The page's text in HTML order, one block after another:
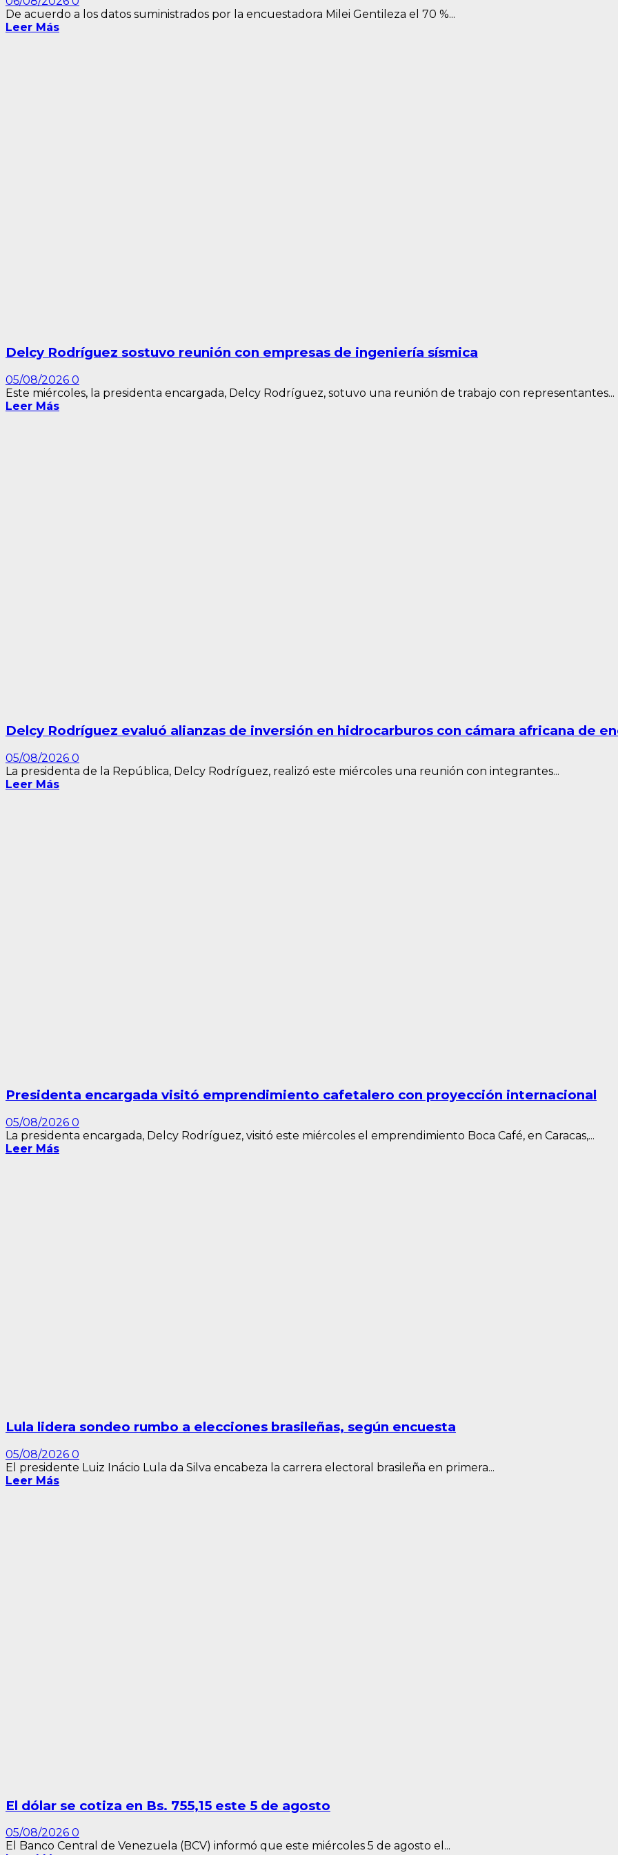
De acuerdo a los datos suministrados por la encuestadora Milei Gentileza el 70 %...
Leer Más
Delcy Rodríguez sostuvo reunión con empresas de ingeniería sísmica
05/08/2026 0
Este miércoles, la presidenta encargada, Delcy Rodríguez, sotuvo una reunión de trabajo con representantes...
Leer Más
Delcy Rodríguez evaluó alianzas de inversión en hidrocarburos con cámara africana de
05/08/2026 0
La presidenta de la República, Delcy Rodríguez, realizó este miércoles una reunión con integrantes...
Leer Más
Presidenta encargada visitó emprendimiento cafetalero con proyección internacional
05/08/2026 0
La presidenta encargada, Delcy Rodríguez, visitó este miércoles el emprendimiento Boca Café, en Caracas,...
Leer Más
Lula lidera sondeo rumbo a elecciones brasileñas, según encuesta
05/08/2026 0
El presidente Luiz Inácio Lula da Silva encabeza la carrera electoral brasileña en primera...
Leer Más
El dólar se cotiza en Bs. 755,15 este 5 de agosto
05/08/2026 0
El Banco Central de Venezuela (BCV) informó que este miércoles 5 de agosto el...